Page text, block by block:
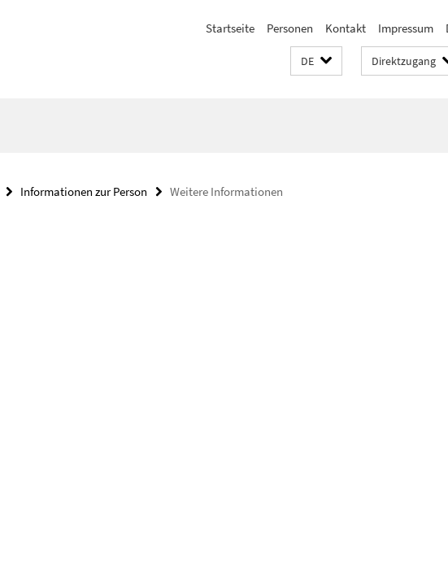
Startseite Personen Kontakt Impressum
DE Direktzugang
Informationen zur Person Weitere Informationen